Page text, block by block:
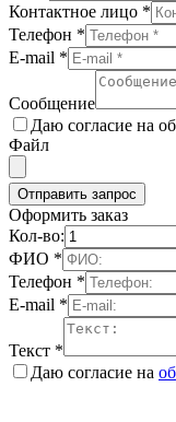
Контактное лицо *
Телефон *
E-mail *
Сообщение
Даю согласие на
Файл
Отправить запрос
Оформить заказ
Кол-во:
ФИО *
Телефон *
E-mail *
Текст *
Даю согласие на